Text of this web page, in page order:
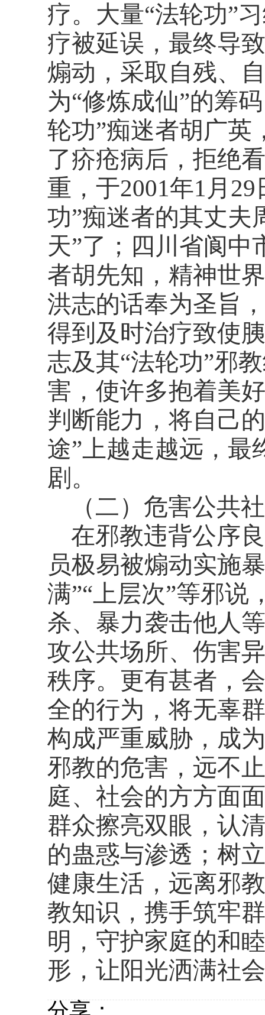
疗。大量“法轮功”
疗被延误，最终导
煽动，采取自残、
为“修炼成仙”的筹
轮功”痴迷者胡广英
了疥疮病后，拒绝
重，于2001年1月
功”痴迷者的其丈夫
天”了；四川省阆中
者胡先知，精神世
洪志的话奉为圣旨
得到及时治疗致使
志及其“法轮功”邪
害，使许多抱着美
判断能力，将自己
途”上越走越远，最
剧。
（二）危害公共
在邪教违背公序
员极易被煽动实施
满”“上层次”等邪说
杀、暴力袭击他人
攻公共场所、伤害
秩序。更有甚者，
全的行为，将无辜
构成严重威胁，成
邪教的危害，远不
庭、社会的方方面
群众擦亮双眼，认
的蛊惑与渗透；树
健康生活，远离邪
教知识，携手筑牢
明，守护家庭的和
形，让阳光洒满社